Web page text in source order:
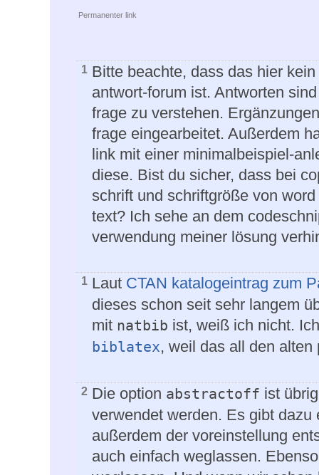
Permanenter link
1 Bitte beachte, dass das hier
antwort-forum ist. Antworten
frage zu verstehen.
frage eingearbeitet. Außerdem
link mit einer minimalbeispiel-
diese. Bist du sicher, dass bei
schrift und schriftgröße von
text? Ich sehe an dem
verwendung meiner lösung
1 Laut CTAN katalogeintrag zum
dieses schon seit sehr langem
mit natbib ist, weiß ich nicht.
biblatex, weil das all den
2 Die option abstractoff ist
verwendet werden. Es gibt
außerdem der voreinstellung
auch einfach weglassen.